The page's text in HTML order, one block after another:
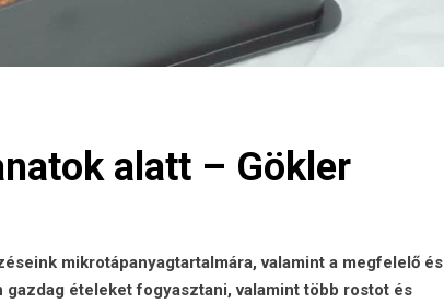
alatt – Gökler
mikrotápanyagtartalmára, valamint a megfelelő és
ételeket fogyasztani, valamint több rostot és